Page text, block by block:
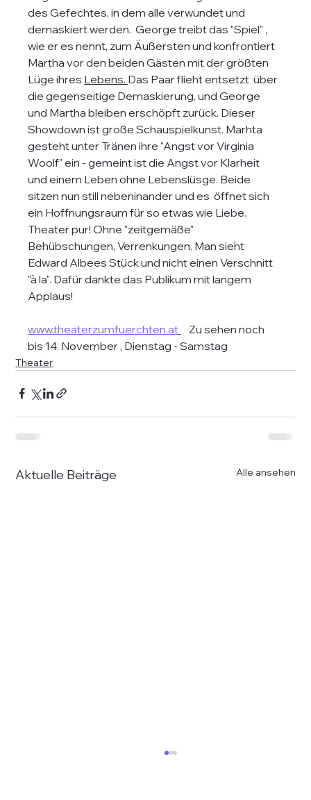
des Gefechtes, in dem alle verwundet und
demaskiert werden.  George treibt das "Spiel" ,
wie er es nennt, zum Äußersten und konfrontiert
Martha vor den beiden Gästen mit der größten
Lüge ihres Lebens. Das Paar flieht entsetzt  über
die gegenseitige Demaskierung, und George
und Martha bleiben erschöpft zurück. Dieser
Showdown ist große Schauspielkunst. Marhta
gesteht unter Tränen ihre "Angst vor Virginia
Woolf" ein - gemeint ist die Angst vor Klarheit
und einem Leben ohne Lebenslüsge. Beide
sitzen nun still nebeninander und es  öffnet sich
ein Hoffnungsraum für so etwas wie Liebe.
Theater pur! Ohne "zeitgemäße"
Behübschungen, Verrenkungen. Man sieht
Edward Albees Stück und nicht einen Verschnitt
"à la". Dafür dankte das Publikum mit langem
Applaus!
www.theaterzumfuerchten.at
    Zu sehen noch
bis 14. November , Dienstag - Samstag
Theater
Aktuelle Beiträge Alle ansehen